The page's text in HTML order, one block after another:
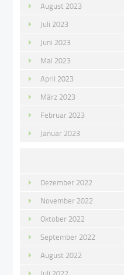
August 2023
Juli 2023
Juni 2023
Mai 2023
April 2023
März 2023
Februar 2023
Januar 2023
Dezember 2022
November 2022
Oktober 2022
September 2022
August 2022